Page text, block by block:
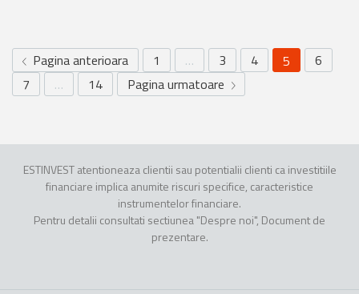
Pagina anterioara 1 … 3 4 5
6
7
… 14 Pagina urmatoare
ESTINVEST atentioneaza clientii sau potentialii clienti ca investitiile
financiare implica anumite riscuri specifice, caracteristice
instrumentelor financiare.
Pentru detalii consultati sectiunea "Despre noi", Document de
prezentare.